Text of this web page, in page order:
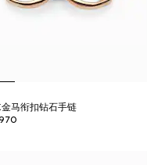
马衔扣钻石手链